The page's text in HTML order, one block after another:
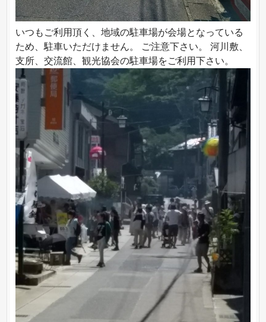
いつもご利用頂く、地域の駐車場が会場となっている
ため、駐車いただけません。 ご注意下さい。 河川敷、
支所、交流館、観光協会の駐車場をご利用下さい。